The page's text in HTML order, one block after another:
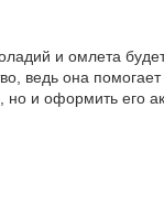
и омлета
ведь она
но и оформить его